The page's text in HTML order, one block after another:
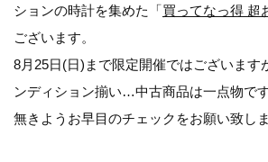
ションの時計を集めた「買ってなっ得 超
ございます。
8月25日(日)まで限定開催ではございます
ンディション揃い…中古商品は一点物で
無きようお早目のチェックをお願い致しま